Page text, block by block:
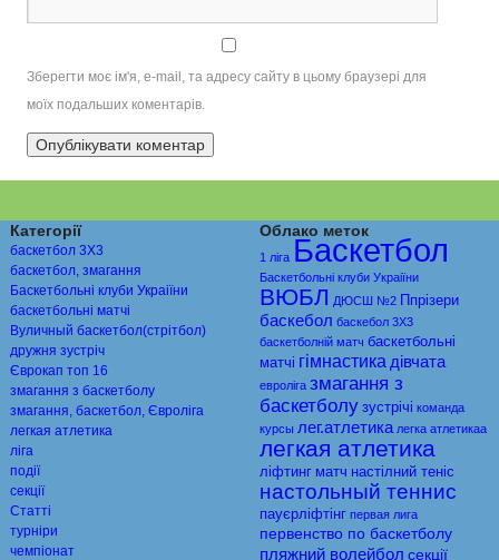
Зберегти моє ім'я, e-mail, та адресу сайту в цьому браузері для
моїх подальших коментарів.
Категорії
баскетбол 3Х3
баскетбол, змагання
Баскетбольні клуби Украіїни
баскетбольні матчі
Вуличный баскетбол(стрітбол)
дружня зустріч
Єврокап топ 16
змагання з баскетболу
змагання, баскетбол, Євроліга
легкая атлетика
ліга
події
секції
Статті
турніри
чемпіонат
Облако меток
1 ліга Баскетбол
Баскетбольні клуби Украіїни
ВЮБЛ ДЮСШ №2 Ппрiзери
баскебол баскебол 3Х3
баскетболній матч баскетбольні
матчі гімнастика дівчата
евролiга змагання з
баскетболу зустрічі команда
курсы лег.атлетика легка атлетикаа
легкая атлетика
ліфтинг матч настiлний тенiс
настольный теннис
пауєрліфтінг первая лига
первенство по баскетболу
пляжний волейбол секції